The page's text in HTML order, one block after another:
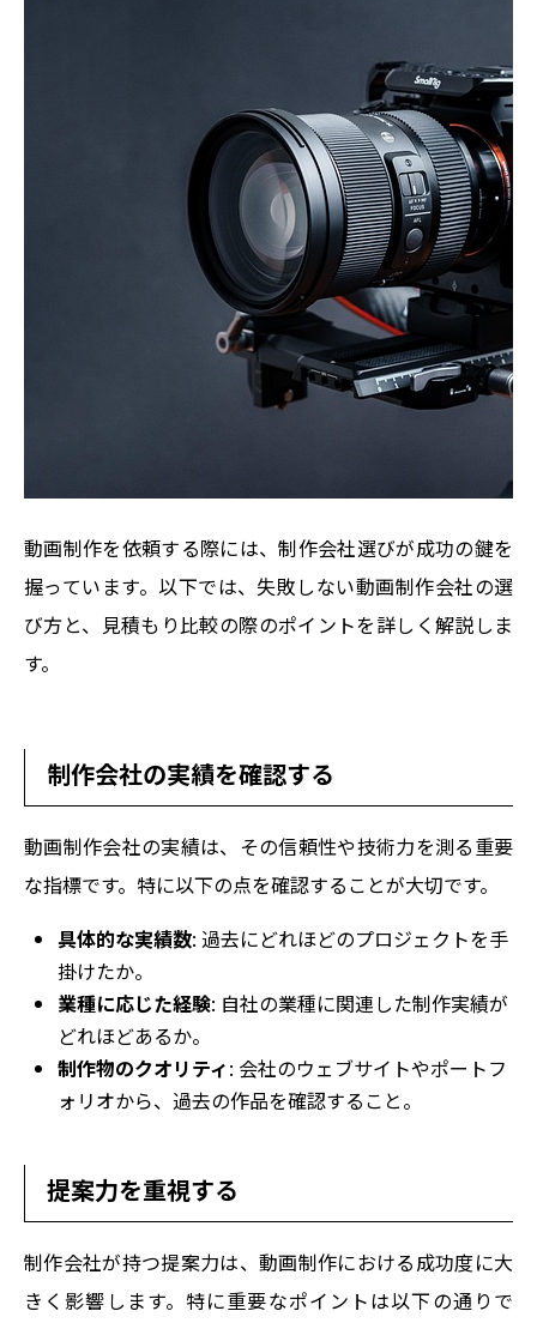
動画制作を依頼する際には、制作会社選びが成功の鍵を
握っています。以下では、失敗しない動画制作会社の選
び方と、見積もり比較の際のポイントを詳しく解説しま
す。
制作会社の実績を確認する
動画制作会社の実績は、その信頼性や技術力を測る重要
な指標です。特に以下の点を確認することが大切です。
具体的な実績数: 過去にどれほどのプロジェクトを手
掛けたか。
業種に応じた経験: 自社の業種に関連した制作実績が
どれほどあるか。
制作物のクオリティ: 会社のウェブサイトやポートフ
ォリオから、過去の作品を確認すること。
提案力を重視する
制作会社が持つ提案力は、動画制作における成功度に大
きく影響します。特に重要なポイントは以下の通りで